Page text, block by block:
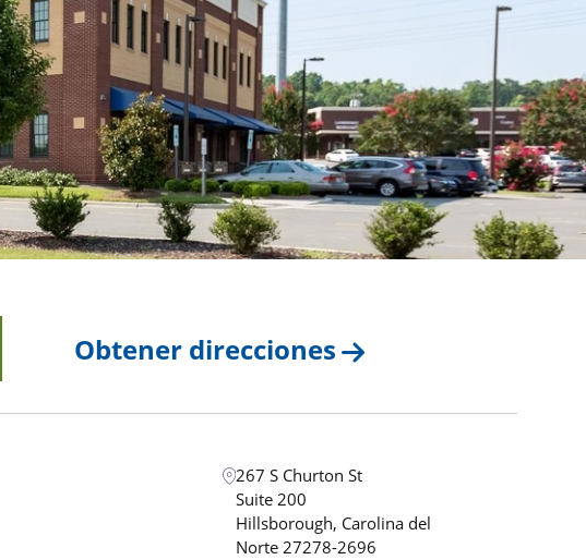
Obtener direcciones
267 S Churton St
Suite 200
Hillsborough, Carolina del
Norte 27278-2696